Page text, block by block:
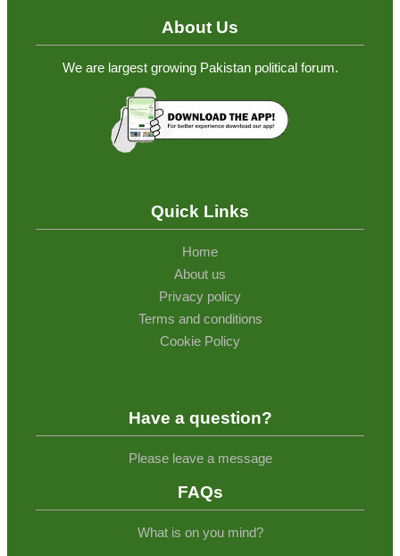
About Us
We are largest growing Pakistan political forum.
Quick Links
Home
About us
Privacy policy
Terms and conditions
Cookie Policy
Have a question?
Please leave a message
FAQs
What is on you mind?